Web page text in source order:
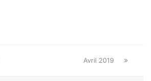
next
Avril 2019